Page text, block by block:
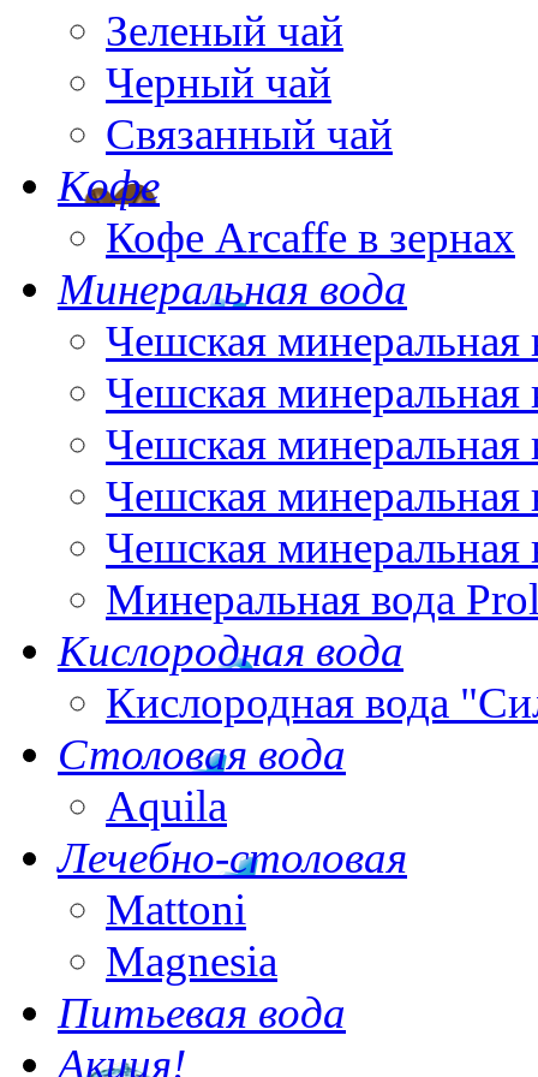
Зеленый чай
Черный чай
Связанный чай
Кофе
Кофе Arcaffe в зернах
Минеральная вода
Чешская минеральная
Чешская минеральная
Чешская минеральная
Чешская минеральная
Чешская минеральная
Минеральная вода
Кислородная вода
Кислородная вода
Столовая вода
Aquila
Лечебно-столовая
Mattoni
Magnesia
Питьевая вода
Акция!